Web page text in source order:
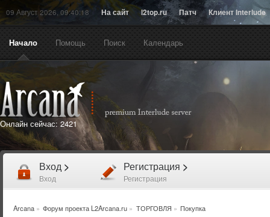
09 Август 2026, 09:40:18 На сайт l2top.ru Патч Клиент Interlude
Начало Помощь Поиск Календарь
Онлайн сейчас: 2421
Вход >
Вход
Регистрация >
Регистрация
Arcana» Форум проекта L2Arcana.ru » ТОРГОВЛЯ » Покупка